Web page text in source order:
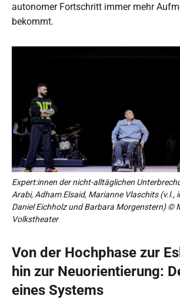
autonomer Fortschritt immer mehr
bekommt.
Expert:innen der nicht-alltäglichen
Arabi, Adham Elsaid, Marianne Vlaschits (v.l.,
Daniel Eichholz und Barbara Morgenstern) ©
Volkstheater
Von der Hochphase zur
hin zur Neuorientierung:
eines Systems